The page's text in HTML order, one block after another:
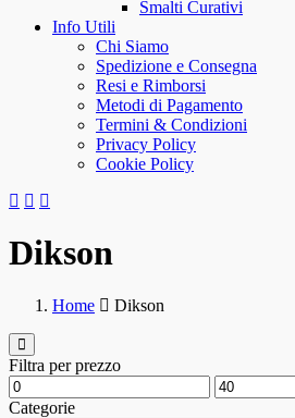
Smalti Curativi
Info Utili
Chi Siamo
Spedizione e Consegna
Resi e Rimborsi
Metodi di Pagamento
Termini & Condizioni
Privacy Policy
Cookie Policy
Dikson
Home Dikson
Filtra per prezzo
Categorie